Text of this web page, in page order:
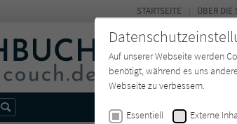
STARTSEITE ÜBER DIE
Auf unserer Webseite werden
benötigt, während es uns
Webseite zu verbessern.
Essentiell Externe